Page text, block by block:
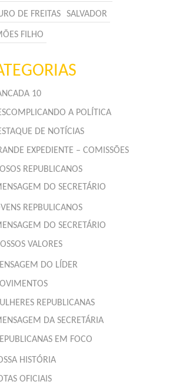
DE FREITAS SALVADOR
FILHO
10
A POLÍTICA
DE NOTÍCIAS
EXPEDIENTE – COMISSÕES
REPUBLICANOS
DO SECRETÁRIO
REPBULICANOS
DO SECRETÁRIO
VALORES
DO LÍDER
REPUBLICANAS
DA SECRETÁRIA
EM FOCO
HISTÓRIA
OFICIAIS